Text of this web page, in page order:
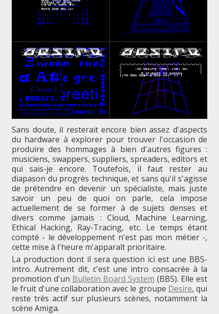
Sans doute, il resterait encore bien assez d'aspects
du hardware à explorer pour trouver l'occasion de
produire des hommages à bien d'autres figures :
musiciens, swappers, suppliers, spreaders, editors et
qui sais-je encore. Toutefois, il faut rester au
diapason du progrès technique, et sans qu'il s'agisse
de prétendre en devenir un spécialiste, mais juste
savoir un peu de quoi on parle, cela impose
actuellement de se former à de sujets denses et
divers comme jamais : Cloud, Machine Learning,
Ethical Hacking, Ray-Tracing, etc. Le temps étant
compté - le développement n'est pas mon métier -,
cette mise à l'heure m'apparaît prioritaire.
La production dont il sera question ici est une BBS-
intro. Autrement dit, c'est une intro consacrée à la
promotion d'un Bulletin Board System (BBS). Elle est
le fruit d'une collaboration avec le groupe Desire, qui
reste très actif sur plusieurs scènes, notamment la
scène Amiga.